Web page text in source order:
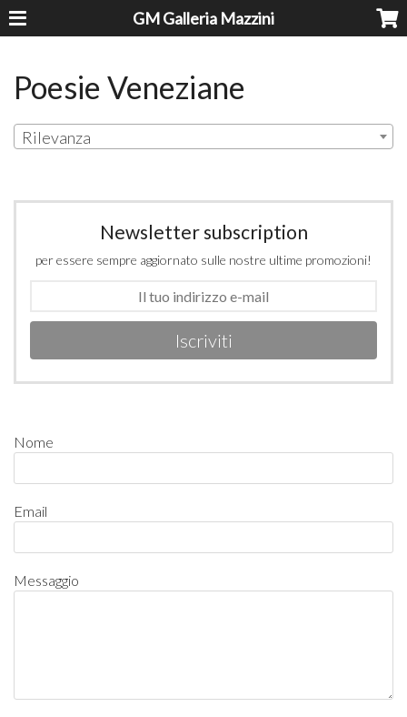
GM Galleria Mazzini
Poesie Veneziane
Rilevanza
Newsletter subscription
per essere sempre aggiornato sulle nostre ultime promozioni!
Iscriviti
Nome
Email
Messaggio